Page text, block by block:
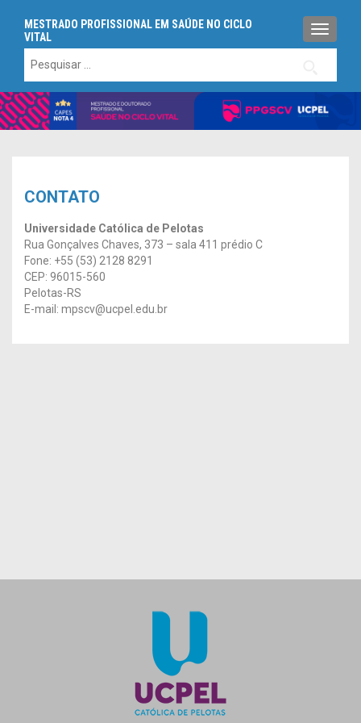
MESTRADO PROFISSIONAL EM SAÚDE NO CICLO
VITAL
por:
CONTATO
Universidade Católica de Pelotas
Rua Gonçalves Chaves, 373 – sala 411 prédio C
Fone: +55 (53) 2128 8291
CEP: 96015-560
Pelotas-RS
E-mail: mpscv@ucpel.edu.br